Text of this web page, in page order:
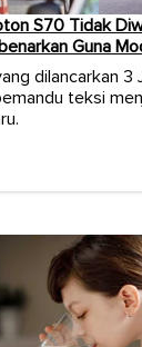
S70 Tidak
Guna
dilancarkan 3
teksi